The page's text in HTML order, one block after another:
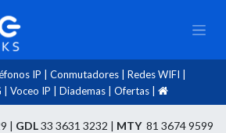
IP Conmutadores Redes WIFI
Voceo IP Diademas Ofertas
| GDL33 3631 3232 | MTY81 3674 9599